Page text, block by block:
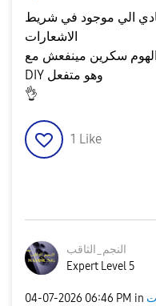
الي موجود في شريط
الاشعارات
سكرين مينفعش مع
DIY وهو متفعل
👌
1 Like
النجم_الثاقب
Expert Level 5
‎04-07-2026 06:46 PM in